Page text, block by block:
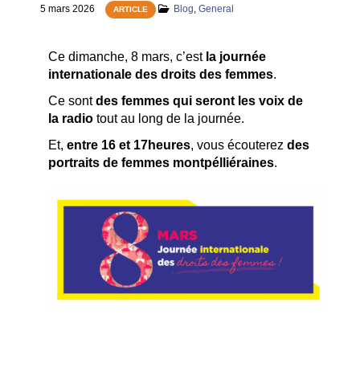
5 mars 2026 ARTICLE Blog General
Ce dimanche, 8 mars, c’est la journée
internationale des droits des femmes.
Ce sontdes femmes qui seront les voix de
la radio tout au long de la journée.
Et, entre 16 et 17heures, vous écouterez des
portraits de femmes montpélliéraines.